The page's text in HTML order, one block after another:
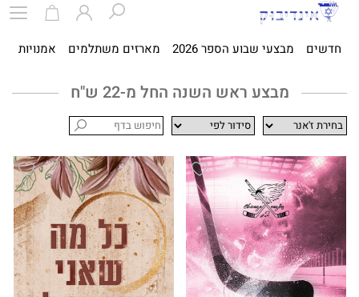
חדשים מבצעי שבוע הספר 2026 מארזים משתלמים אמנויות
מבצע ראש השנה החל מ-22 ש"ח